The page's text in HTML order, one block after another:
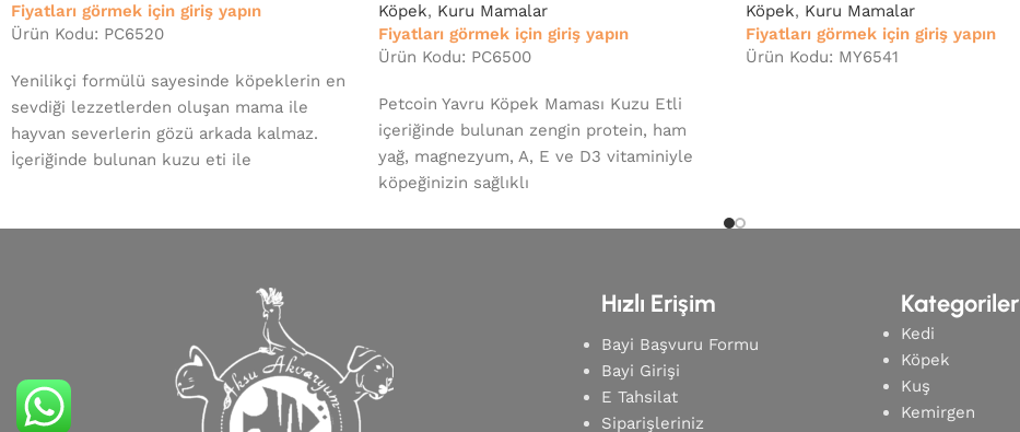
Fiyatları görmek için giriş yapın
Ürün Kodu: PC6520
Yenilikçi formülü sayesinde köpeklerin en
sevdiği lezzetlerden oluşan mama ile
hayvan severlerin gözü arkada kalmaz.
İçeriğinde bulunan kuzu eti ile
Köpek, Kuru Mamalar
Fiyatları görmek için giriş yapın
Ürün Kodu: PC6500
Petcoin Yavru Köpek Maması Kuzu Etli
içeriğinde bulunan zengin protein, ham
yağ, magnezyum, A, E ve D3 vitaminiyle
köpeğinizin sağlıklı
Köpek, Kuru Mamalar
Fiyatları görmek için giriş yapın
Ürün Kodu: MY6541
Hızlı Erişim
Bayi Başvuru Formu
Bayi Girişi
E Tahsilat
Siparişleriniz
Kategoriler
Kedi
Köpek
Kuş
Kemirgen